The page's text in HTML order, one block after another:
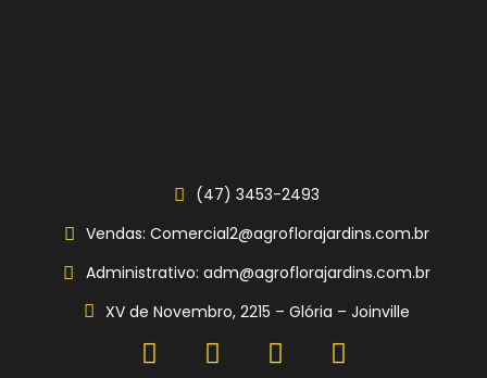
(47) 3453-2493
Vendas: Comercial2@agroflorajardins.com.br
Administrativo: adm@agroflorajardins.com.br
XV de Novembro, 2215 – Glória – Joinville
F
a
Y
o
P
i
I
n